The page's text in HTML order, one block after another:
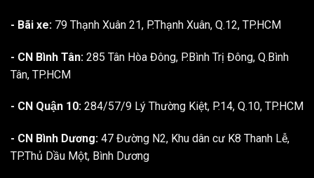
- Bãi xe: 79 Thạnh Xuân 21, P.Thạnh Xuân, Q.12, TP.HCM
- CN Bình Tân: 285 Tân Hòa Đông, P.Bình Trị Đông, Q.Bình
Tân, TP.HCM
- CN Quận 10: 284/57/9 Lý Thường Kiệt, P.14, Q.10, TP.HCM
- CN Bình Dương: 47 Đường N2, Khu dân cư K8 Thanh Lễ,
TP.Thủ Dầu Một, Bình Dương